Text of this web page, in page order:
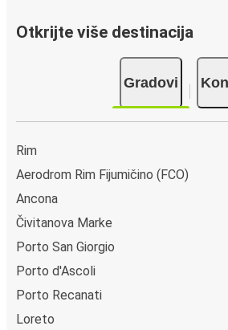
Otkrijte više destinacija
Gradovi
Rim
Aerodrom Rim Fijumičino (FCO)
Ancona
Čivitanova Marke
Porto San Giorgio
Porto d'Ascoli
Porto Recanati
Loreto